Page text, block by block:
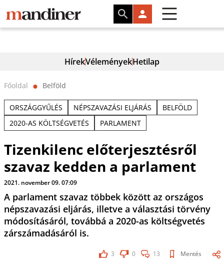
HírekVéleményekHetilap
Főoldal ⬤ Belföld
ORSZÁGGYŰLÉS NÉPSZAVAZÁSI ELJÁRÁS
BELFÖLD
2020-AS KÖLTSÉGVETÉS
PARLAMENT
Tizenkilenc előterjesztésről
szavaz kedden a parlament
2021. november 09. 07:09
A parlament szavaz többek között az országos
népszavazási eljárás, illetve a választási törvény
módosításáról, továbbá a 2020-as költségvetés
zárszámadásáról is.
3 0 13 Mentés